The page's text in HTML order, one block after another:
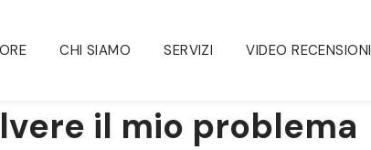
CHI SIAMO SERVIZI VIDEO RECENSIONI
il mio problema